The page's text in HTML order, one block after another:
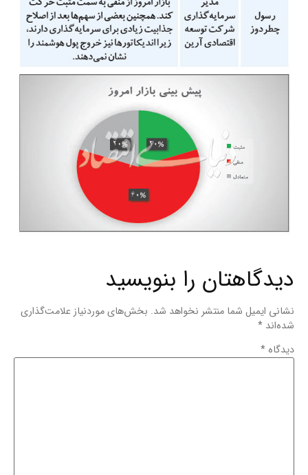
دیدگاهتان را بنویسید
نشانی ایمیل شما منتشر نخواهد شد. بخش‌های موردنیاز علامت‌گذاری
شده‌اند *
دیدگاه *